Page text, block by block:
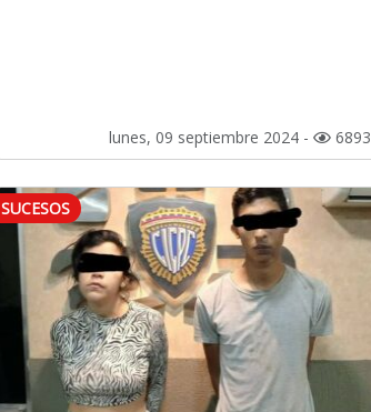
lunes, 09 septiembre 2024 - 6893
SUCESOS